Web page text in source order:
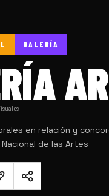
GALERÍA
en relación y
de las Artes